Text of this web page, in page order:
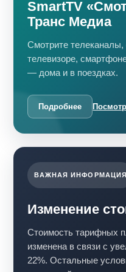
ВАЖНАЯ ИНФОРМАЦИЯ
Изменение
Стоимость тарифных
изменена в связи с
22%. Остальные
SmartTV
Транс Медиа
Смотрите
телевизоре,
— дома и в поездках.
Подробнее